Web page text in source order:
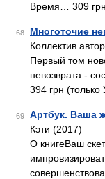
Время… 309
68 Многоточие
Коллектив
Первый том
невозврата -
394 грн (только
69 Артбук. Ваша
Кэти (2017)
О книгеВаш